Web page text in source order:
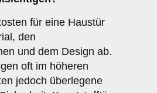
für eine Haustür
den
und dem Design ab.
oft im höheren
jedoch überlegene